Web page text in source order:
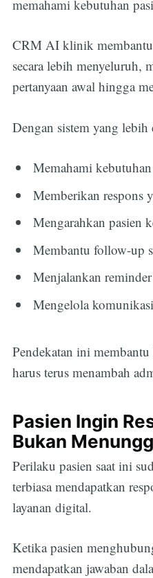
memahami kebutuhan
CRM AI klinik
secara lebih menyeluruh,
pertanyaan awal hingga
Dengan sistem yang lebih
Memahami
Memberikan respons
Mengarahkan pasien
Membantu follow-up
Menjalankan
Mengelola
Pendekatan ini
harus terus menambah
Pasien Ingin
Bukan
Perilaku pasien saat ini
terbiasa mendapatkan
layanan digital.
Ketika pasien
mendapatkan jawaban